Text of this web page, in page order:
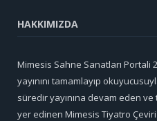
HAKKIMIZDA
Mimesis Sahne Sanatları Portali
yayınını tamamlayıp
süredir yayınına devam eden
yer edinen Mimesis Tiyatro